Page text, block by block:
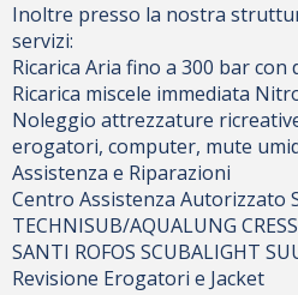
Inoltre presso la nostra
servizi:
Ricarica Aria fino a 300 bar
Ricarica miscele immediata
Noleggio attrezzature
erogatori, computer, mute
Assistenza e Riparazioni
Centro Assistenza Autorizzato
TECHNISUB/AQUALUNG
SANTI ROFOS SCUBALIGHT
Revisione Erogatori e Jacket